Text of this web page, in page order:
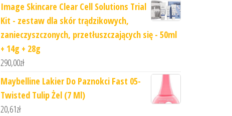
Image Skincare Clear Cell Solutions Trial
Kit - zestaw dla skór trądzikowych,
zanieczyszczonych, przetłuszczających się - 50ml
+ 14g + 28g
290,00zł
Maybelline Lakier Do Paznokci Fast 05-
Twisted Tulip Żel (7 Ml)
20,61zł